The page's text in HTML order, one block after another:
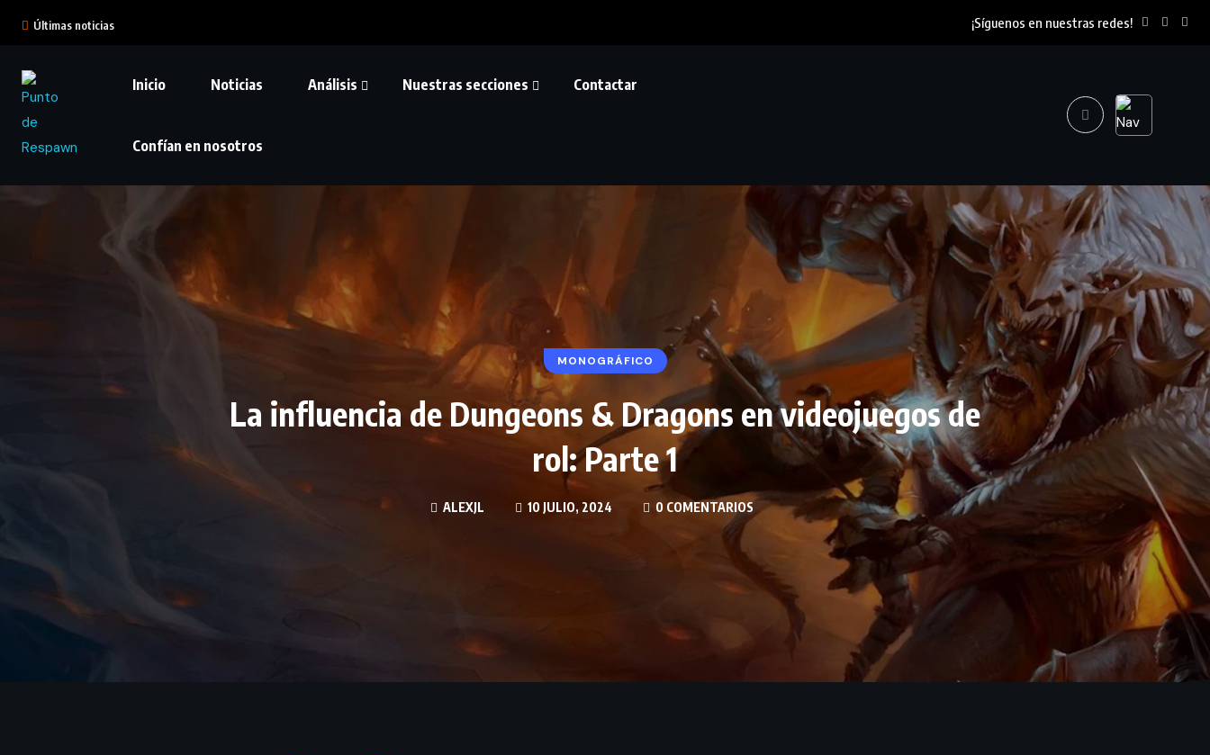
Últimas noticias ¡Síguenos en nuestras redes!
Inicio Noticias Análisis Nuestras secciones Contactar
Confían en nosotros
MONOGRÁFICO
La influencia de Dungeons & Dragons en videojuegos de
rol: Parte 1
ALEXJL 10 JULIO, 2024 0 COMENTARIOS